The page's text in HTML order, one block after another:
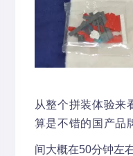
从整个拼装体验来
算是不错的国产品
间大概在50分钟左